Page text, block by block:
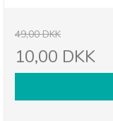
49,00 DKK
10,00 DKK